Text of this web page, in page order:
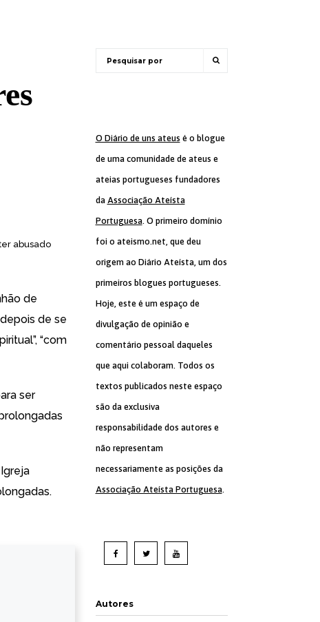
abusado
de
de se
“com
ser
O Diário de uns ateus é o blogue
de uma comunidade de ateus e
ateias portugueses fundadores
da Associação Ateísta
Portuguesa. O primeiro domínio
foi o ateismo.net, que deu
origem ao Diário Ateísta, um dos
primeiros blogues portugueses.
Hoje, este é um espaço de
divulgação de opinião e
comentário pessoal daqueles
que aqui colaboram. Todos os
textos publicados neste espaço
são da exclusiva
responsabilidade dos autores e
não representam
necessariamente as posições da
Associação Ateísta Portuguesa.
Autores